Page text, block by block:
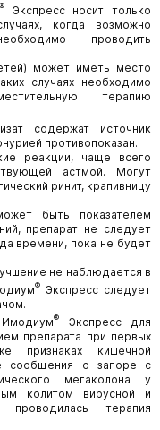
®
Экспресс носит только
когда возможно
проводить
может иметь место
случаях необходимо
терапию
содержат источник
противопоказан.
реакции, чаще всего
астмой. Могут
ринит, крапивницу
быть показателем
препарат не следует
времени, пока не будет
не наблюдается в
® Экспресс следует
®
Экспресс для
препарата при первых
признаках кишечной
сообщения о запоре с
мегаколона у
колитом вирусной и
проводилась терапия